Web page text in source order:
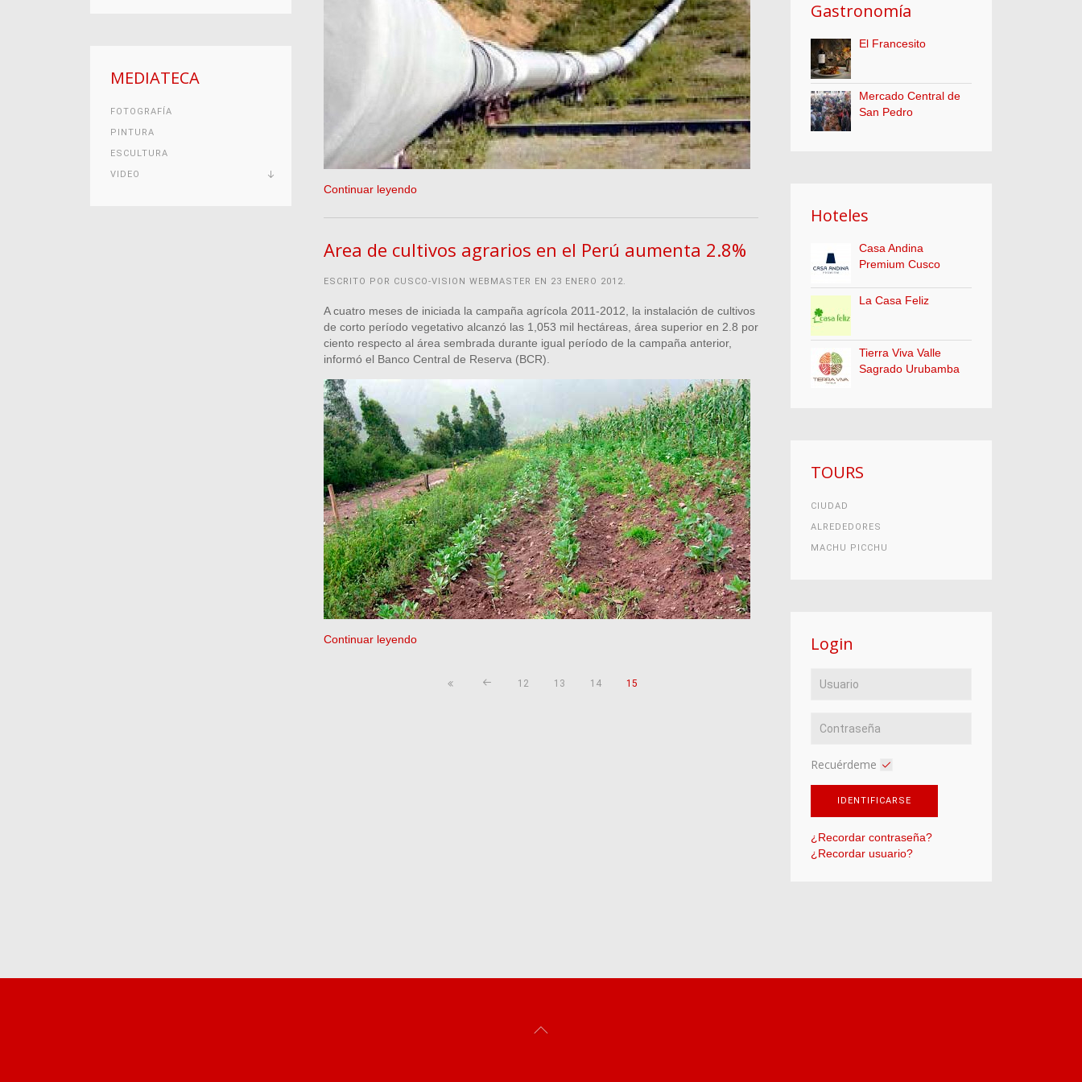
Continuar leyendo
Area de cultivos agrarios en el Perú aumenta 2.8%
ESCRITO POR CUSCO-VISION WEBMASTER EN 23 ENERO 2012.
A cuatro meses de iniciada la campaña agrícola 2011-2012, la instalación de cultivos
de corto período vegetativo alcanzó las 1,053 mil hectáreas, área superior en 2.8 por
ciento respecto al área sembrada durante igual período de la campaña anterior,
informó el Banco Central de Reserva (BCR).
Continuar leyendo
12 13 14 15
MEDIATECA
FOTOGRAFÍA
PINTURA
ESCULTURA
VIDEO
Gastronomía
El Francesito
Mercado Central de
San Pedro
Hoteles
Casa Andina
Premium Cusco
La Casa Feliz
Tierra Viva Valle
Sagrado Urubamba
TOURS
CIUDAD
ALREDEDORES
MACHU PICCHU
Login
Recuérdeme
IDENTIFICARSE
¿Recordar contraseña?
¿Recordar usuario?